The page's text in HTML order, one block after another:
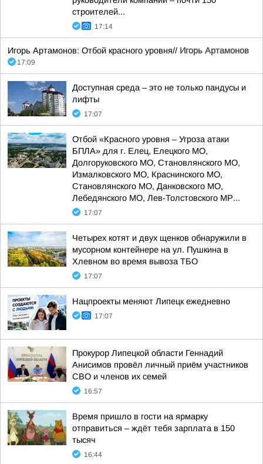
строителей...
17:14
Игорь Артамонов: Отбой красного уровня// Игорь Артамонов
17:09
Доступная среда – это не только пандусы и
лифты
17:07
Отбой «Красного уровня – Угроза атаки
БПЛА» для г. Елец, Елецкого МО,
Долгоруковского МО, Становлянского МО,
Измалковского МО, Краснинского МО,
Становлянского МО, Данковского МО,
Лебедянского МО, Лев-Толстовского МР...
17:07
Четырех котят и двух щенков обнаружили в
мусорном контейнере на ул. Пушкина в
Хлевном во время вывоза ТБО
17:07
Нацпроекты меняют Липецк ежедневно
17:07
Прокурор Липецкой области Геннадий
Анисимов провёл личный приём участников
СВО и членов их семей
16:57
Время пришло в гости на ярмарку
отправиться – ждёт тебя зарплата в 150
тысяч
16:44